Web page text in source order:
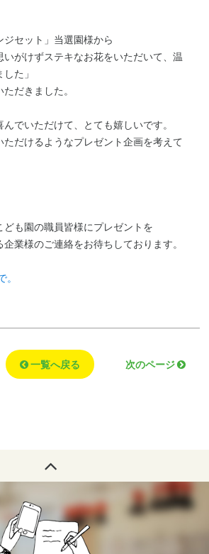
セット」当選園様から
いがけずステキなお花をいただいて、温
た」
だきました。
でいただけて、とても嬉しいです。
ただけるようなプレゼント企画を考えて
ども園の職員皆様にプレゼントを
業様のご連絡をお待ちしております。
。
一覧へ戻る 次のページ